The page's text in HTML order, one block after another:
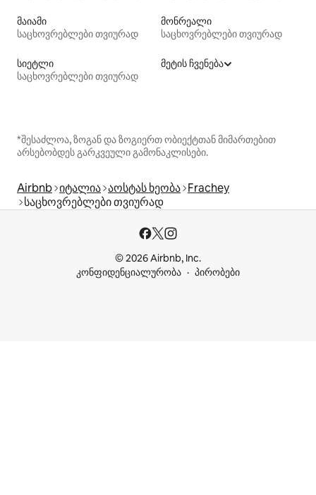
მაიამი
საცხოვრებლები თვიურად
მონრეალი
საცხოვრებლები თვიურად
სიეტლი
საცხოვრებლები თვიურად
მეტის ჩვენება
*შესაძლოა, ზოგან და ზოგიერთ ობიექტთან მიმართებით
არსებობდეს გარკვეული გამონაკლისები.
Airbnb იტალია აოსტას ხეობა Frachey
საცხოვრებლები თვიურად
© 2026 Airbnb, Inc.
კონფიდენციალურობა
პირობები